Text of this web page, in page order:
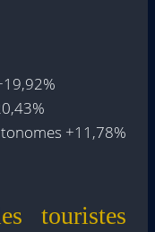
+11,78%
touristes